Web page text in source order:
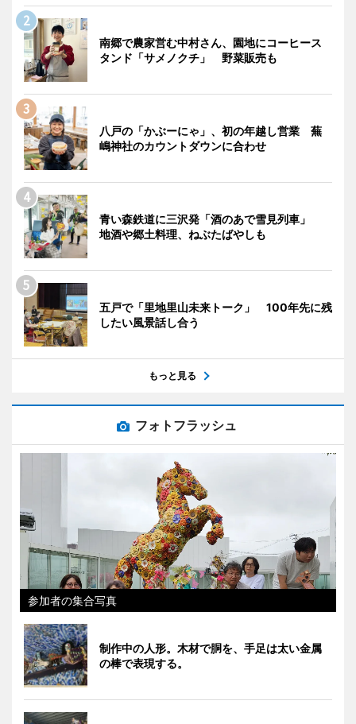
南郷で農家営む中村さん、園地にコーヒース
タンド「サメノクチ」 野菜販売も
八戸の「かぶーにゃ」、初の年越し営業 蕪
嶋神社のカウントダウンに合わせ
青い森鉄道に三沢発「酒のあで雪見列車」
地酒や郷土料理、ねぶたばやしも
五戸で「里地里山未来トーク」 100年先に残
したい風景話し合う
もっと見る
フォトフラッシュ
参加者の集合写真
制作中の人形。木材で胴を、手足は太い金属
の棒で表現する。